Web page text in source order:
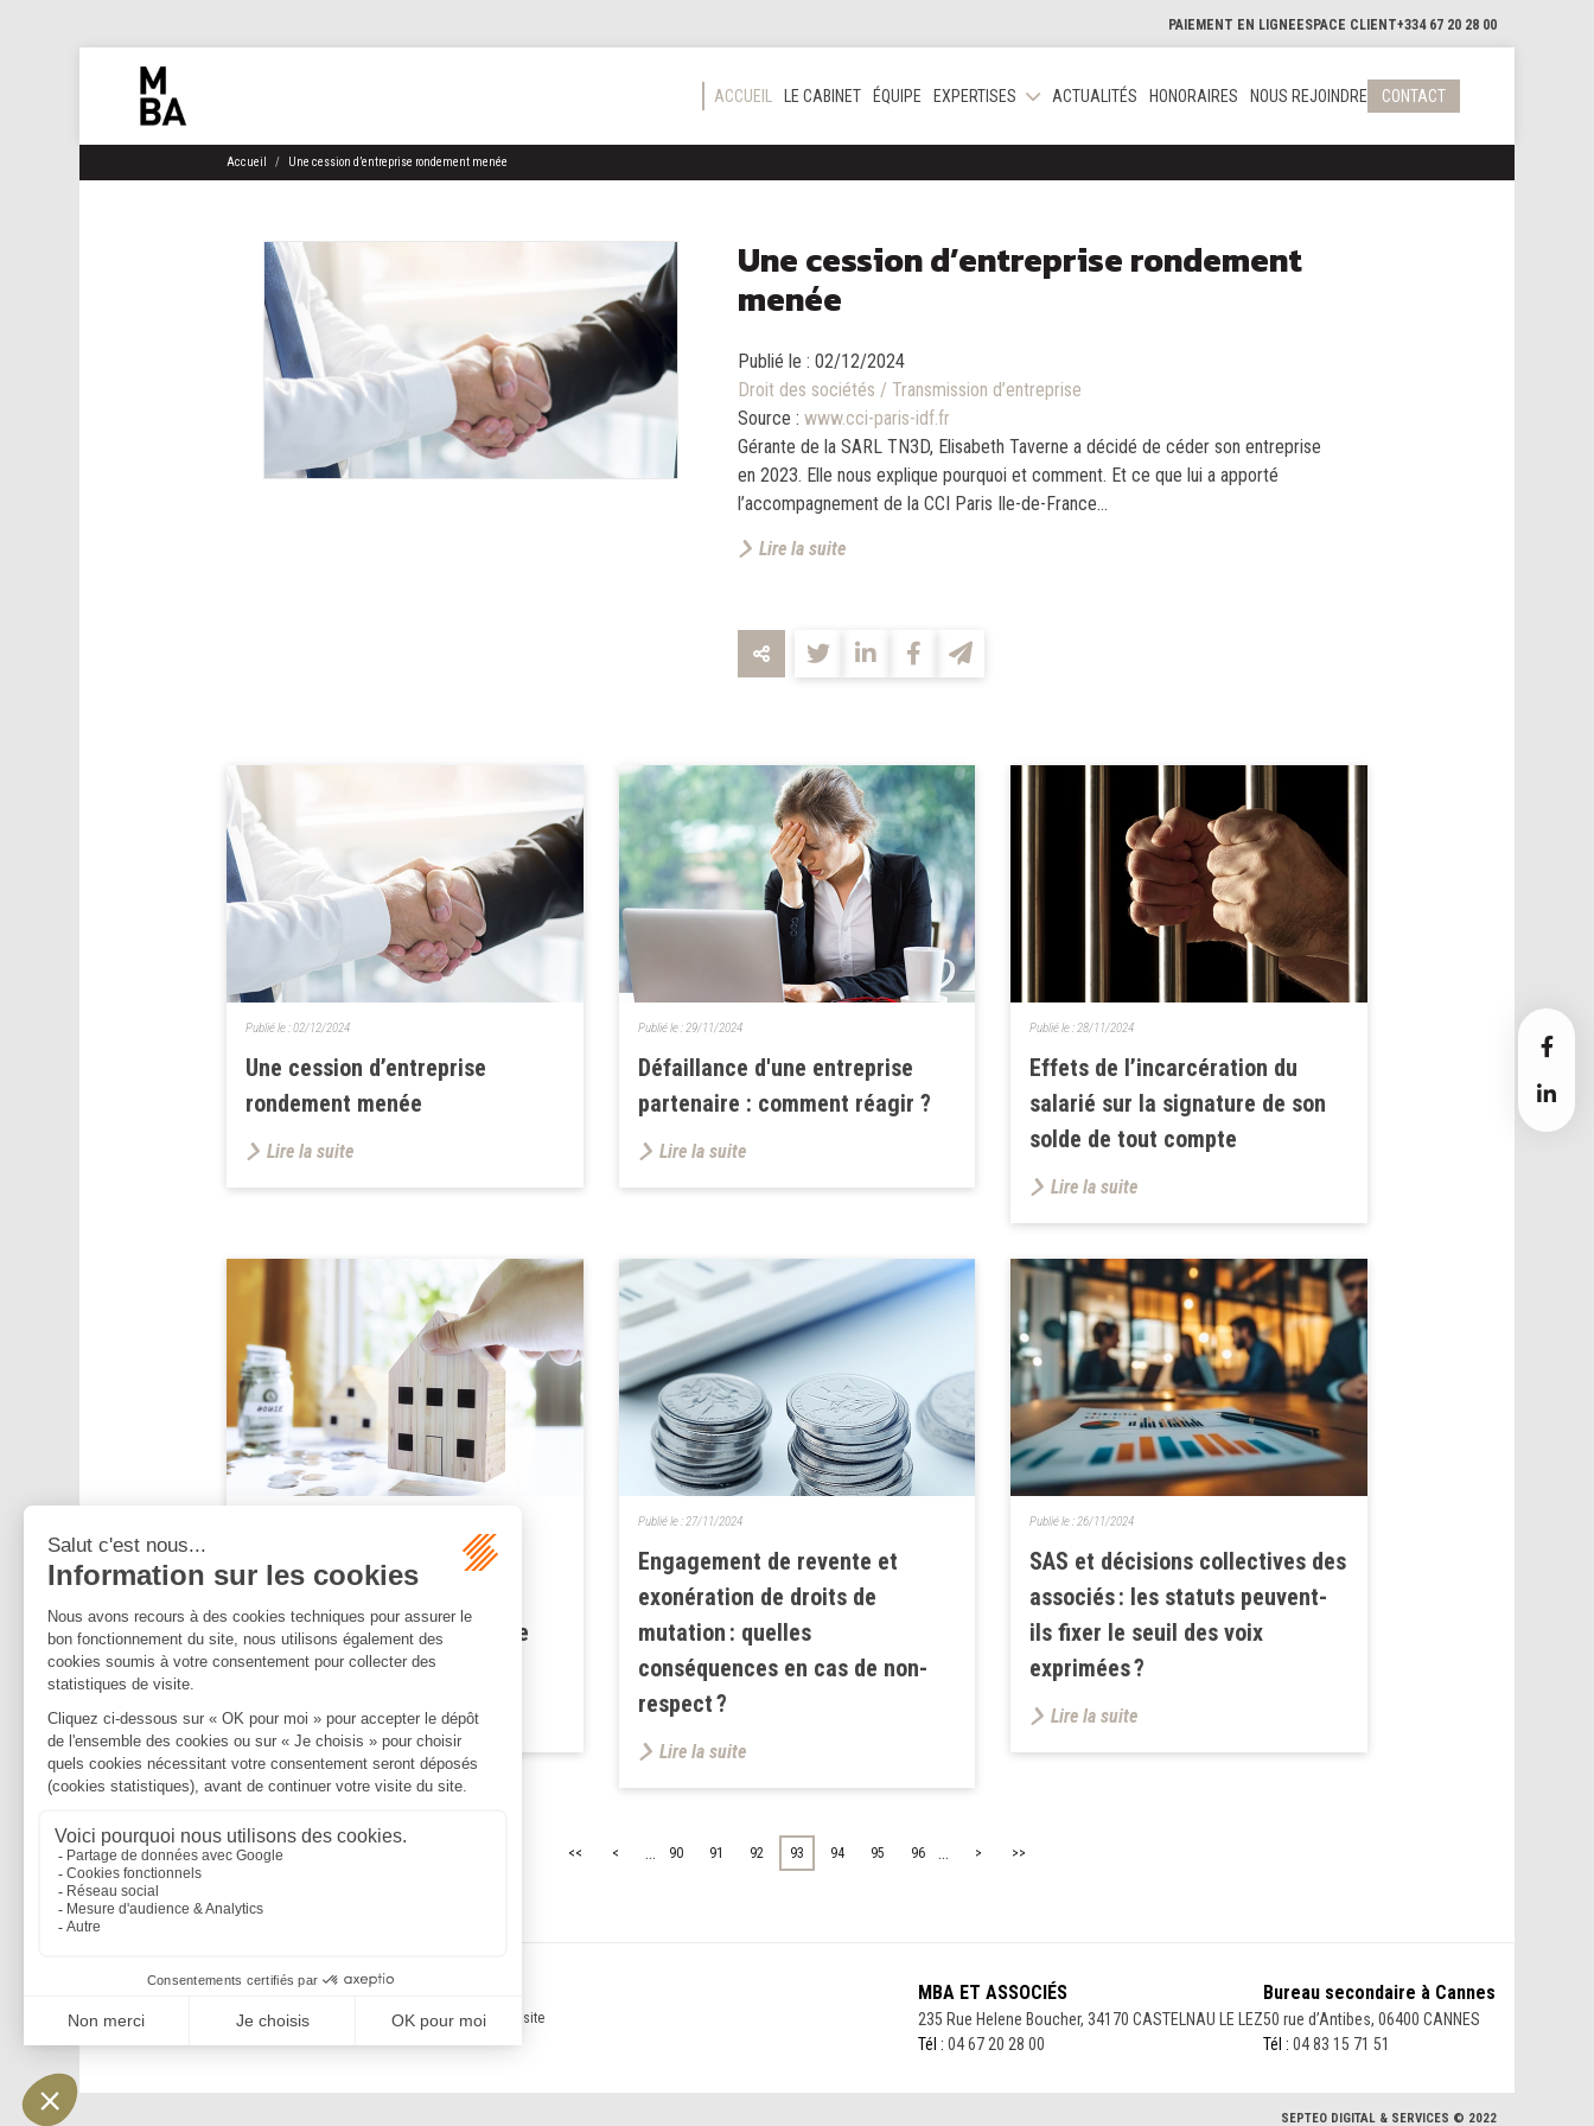
PAIEMENT EN LIGNE ESPACE CLIENT+334 67 20 28 00
ACCUEIL LE CABINET ÉQUIPE EXPERTISES ACTUALITÉS HONORAIRES NOUS REJOINDRE CONTACT
Accueil Une cession d’entreprise rondement menée
Une cession d’entreprise rondement
menée
Publié le : 02/12/2024
Droit des sociétés / Transmission d’entreprise
Source : www.cci-paris-idf.fr
Gérante de la SARL TN3D, Elisabeth Taverne a décidé de céder son entreprise
en 2023. Elle nous explique pourquoi et comment. Et ce que lui a apporté
l’accompagnement de la CCI Paris Ile-de-France...
Lire la suite
Une cession d’entreprise
rondement menée
Publié le :02/12/2024
Lire la suite
Défaillance d'une entreprise
partenaire : comment réagir ?
Publié le :29/11/2024
Lire la suite
Effets de l’incarcération du
salarié sur la signature de son
solde de tout compte
Publié le :28/11/2024
Lire la suite
Plus-value immobilière et
occupation d'un logement de
fonction
Lire la suite
Engagement de revente et
exonération de droits de
mutation : quelles
conséquences en cas de non-
respect ?
Publié le :27/11/2024
Lire la suite
SAS et décisions collectives des
associés : les statuts peuvent-
ils fixer le seuil des voix
exprimées ?
Publié le :26/11/2024
Lire la suite
<< < ... 90 91 92 93 94 95 96 ... > >>
Mentions légales Politique de confidentialité Politique de cookiesPlan du site
MBA ET ASSOCIÉS
235 Rue Helene Boucher, 34170 CASTELNAU LE LEZ
Tél : 04 67 20 28 00
Bureau secondaire à Cannes
50 rue d’Antibes, 06400 CANNES
Tél : 04 83 15 71 51
SEPTEO DIGITAL & SERVICES © 2022